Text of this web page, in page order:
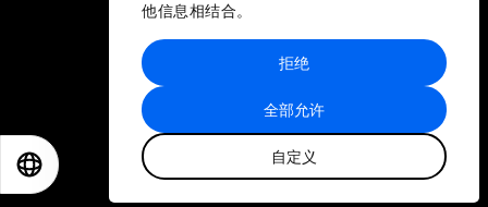
他信息相结合。
全部允许
自定义
拒绝
站点地图
世界经济论坛